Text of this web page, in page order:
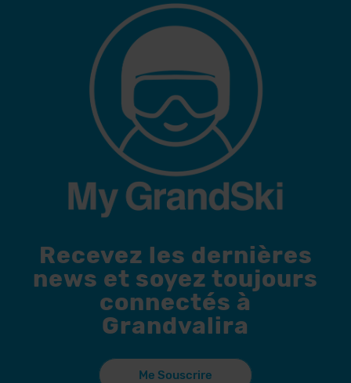
Recevez les dernières
news et soyez toujours
connectés à
Grandvalira
Me Souscrire